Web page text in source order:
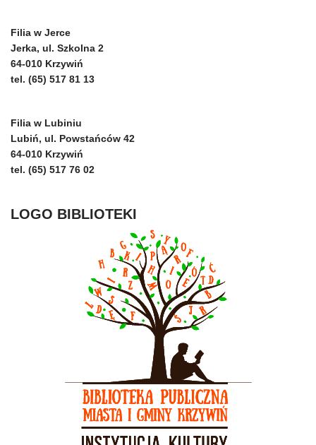
Filia w Jerce
Jerka, ul. Szkolna 2
64-010 Krzywiń
tel. (65) 517 81 13
Filia w Lubiniu
Lubiń, ul. Powstańców 42
64-010 Krzywiń
tel. (65) 517 76 02
LOGO BIBLIOTEKI